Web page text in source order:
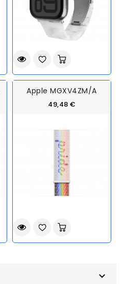
Apple MGXV4ZM/A
49,48 €
